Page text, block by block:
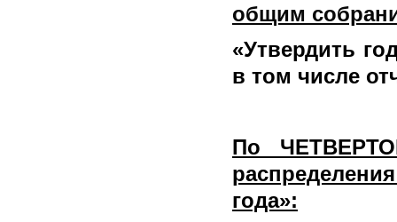
общим
«Утвердить
в том числе
По
года»: